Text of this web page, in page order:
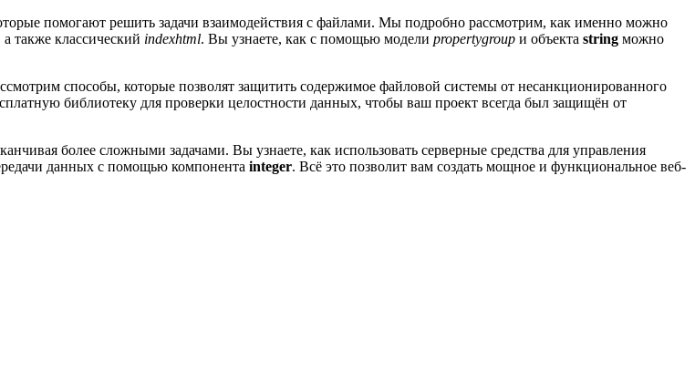
помогают решить задачи взаимодействия с файлами. Мы подробно рассмотрим, как именно можно
а также классический indexhtml. Вы узнаете, как с помощью модели propertygroup и объекта string можно
способы, которые позволят защитить содержимое файловой системы от несанкционированного
библиотеку для проверки целостности данных, чтобы ваш проект всегда был защищён от
более сложными задачами. Вы узнаете, как использовать серверные средства для управления
данных с помощью компонента integer. Всё это позволит вам создать мощное и функциональное веб-